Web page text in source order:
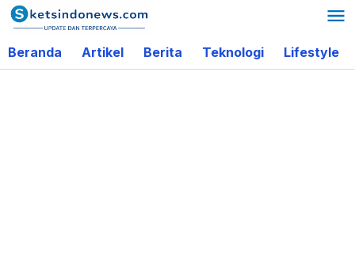
Lewati
ke
konten
Beranda Artikel Berita Teknologi Lifestyle